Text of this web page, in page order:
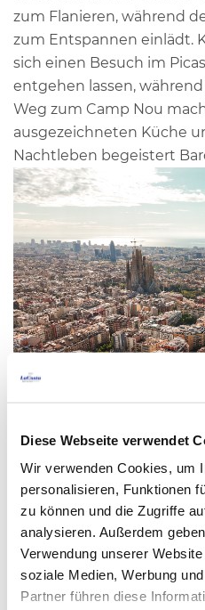
Diese Webseite verwendet
Wir verwenden Cookies, um
personalisieren, Funktionen
zu können und die Zugriffe
analysieren. Außerdem
Verwendung unserer
soziale Medien, Werbung
Partner führen diese
zum Flanieren, während
zum Entspannen einlädt.
sich einen Besuch im
entgehen lassen,
Weg zum Camp Nou
ausgezeichneten Küche
Nachtleben begeistert
Barcelona
Barcelona bietet eine
jeden Geschmack und
ikonische Sagrada Familia